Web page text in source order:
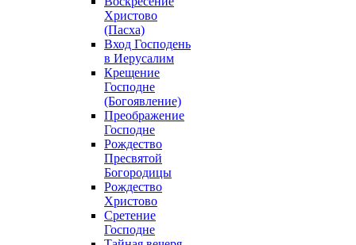
Христово
(Пасха)
Вход Господень
в Иерусалим
Крещение
Господне
(Богоявление)
Преображение
Господне
Рождество
Пресвятой
Богородицы
Рождество
Христово
Сретение
Господне